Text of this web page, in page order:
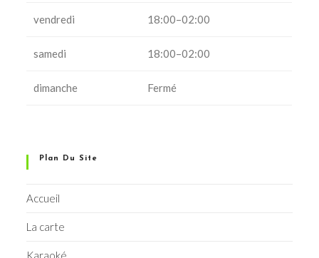
vendredi 18:00–02:00
samedi 18:00–02:00
dimanche Fermé
Plan Du Site
Accueil
La carte
Karaoké